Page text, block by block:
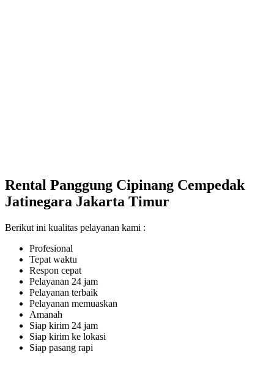
Rental Panggung Cipinang Cempedak
Jatinegara Jakarta Timur
Berikut ini kualitas pelayanan kami :
Profesional
Tepat waktu
Respon cepat
Pelayanan 24 jam
Pelayanan terbaik
Pelayanan memuaskan
Amanah
Siap kirim 24 jam
Siap kirim ke lokasi
Siap pasang rapi